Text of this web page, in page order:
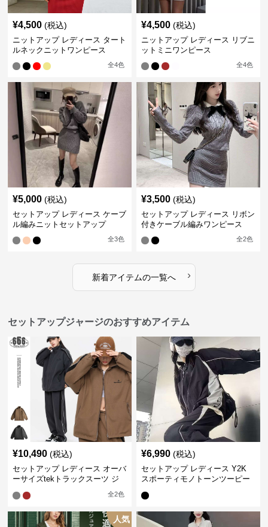
¥4,500 (税込)
ニットアップ レディース タート
ルネックニットワンピース
全4色
¥4,500 (税込)
ニットアップ レディース リブニ
ットミニワンピース
全4色
¥5,000 (税込)
セットアップ レディース ケーブ
ル編みニットセットアップ
全3色
¥3,500 (税込)
セットアップ レディース リボン
付きケーブル編みワンピース
全2色
新着アイテムの一覧へ ›
セットアップジャージのおすすめアイテム
¥10,490 (税込)
セットアップ レディース オーバ
ーサイズtekトラックスーツ ジ
全2色
¥6,990 (税込)
セットアップ レディース Y2K
スポーティモノトーンツーピー
人気